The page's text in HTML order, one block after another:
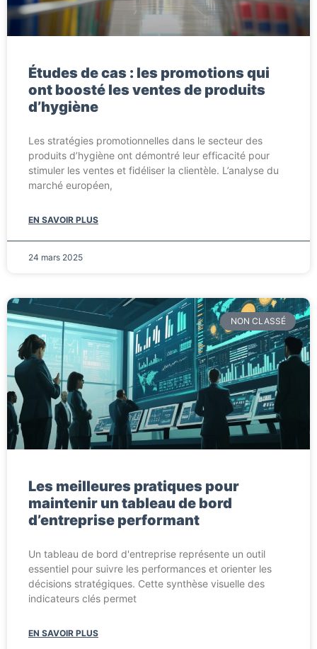
Études de cas : les promotions qui
ont boosté les ventes de produits
d’hygiène
Les stratégies promotionnelles dans le secteur des
produits d’hygiène ont démontré leur efficacité pour
stimuler les ventes et fidéliser la clientèle. L’analyse du
marché européen,
EN SAVOIR PLUS
24 mars 2025
NON CLASSÉ
Les meilleures pratiques pour
maintenir un tableau de bord
d’entreprise performant
Un tableau de bord d'entreprise représente un outil
essentiel pour suivre les performances et orienter les
décisions stratégiques. Cette synthèse visuelle des
indicateurs clés permet
EN SAVOIR PLUS